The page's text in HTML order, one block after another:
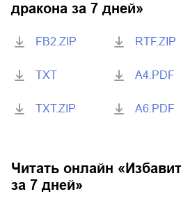
дракона за 7 дней»
FB2.ZIP
TXT
TXT.ZIP
RTF.ZIP
A4.PDF
A6.PDF
Читать онлайн «
за 7 дней»